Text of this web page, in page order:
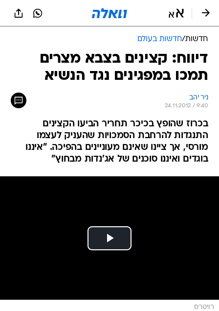
חדשות/חדשות בעולם
דיווח: קצינים בצבא מצרים
תמכו במפגינים נגד הנשיא
ניר יהב
24.11.2012 / 9:40
בכרוז שהופץ בכיכר תחריר הביעו הקצינים
התנגדות להרחבת הסמכויות שהעניק לעצמו
מורסי, אך ציינו שאינם מעוניינים בהפיכה. "איננו
בוגדים ואיננו סוכנים של אג'נדות מבחוץ"
רויטרס